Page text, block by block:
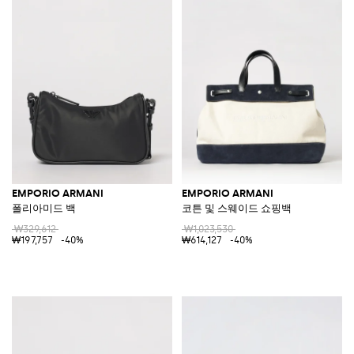
EMPORIO ARMANI
폴리아미드 백
₩329,612
₩197,757
-40%
EMPORIO ARMANI
코튼 및 스웨이드 쇼핑백
₩1,023,530
₩614,127
-40%